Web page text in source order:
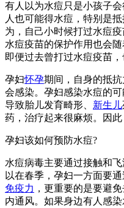
有人以为水痘只是小孩子
人也可能得水痘，特别是
为，自己小时候打过水痘
水痘疫苗的保护作用也会
即便过去曾打过水痘疫苗，
孕妇怀孕期间，自身的抵
会感染。孕妇感染水痘的
导致胎儿发育畸形、 新生儿
药，治疗起来很麻烦。因
孕妇该如何预防水痘?
水痘病毒主要通过接触和
以在春季，孕妇一方面要
免疫力 ，更重要的是要避
内通风。如果身边有人感